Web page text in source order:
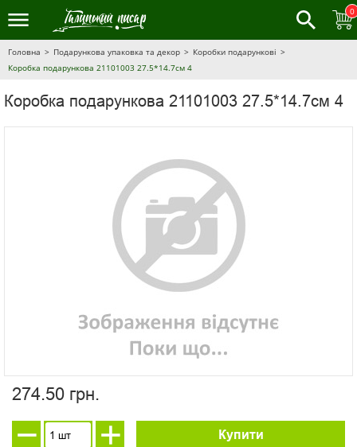
0
Головна Подарункова упаковка та декор
Коробки подарункові
Коробка подарункова 21101003 27.5*14.7см 4
Коробка подарункова 21101003 27.5*14.7см 4
274.50 грн.
Купити